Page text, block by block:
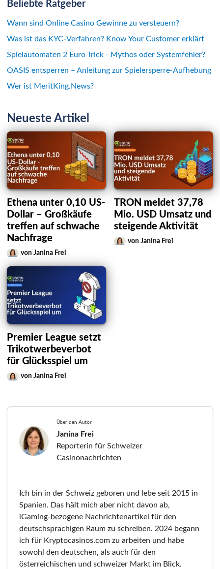
Beliebte Ratgeber
Wann sind Online Casino Gewinne zu versteuern?
Was ist das KYC-Verfahren? Know Your Customer erklärt
Spielautomaten 2 Euro Trick - Mythos oder Systemfehler?
OASIS entsperren – Anleitung zur Spielersperre-Aufhebung
Wer ist MeritKing.News?
Neueste Artikel
Ethena unter 0,10 US-
Dollar – Großkäufe
treffen auf schwache
Nachfrage
von Janina Frei
TRON meldet 37,78
Mio. USD Umsatz und
steigende Aktivität
von Janina Frei
Premier League setzt
Trikotwerbeverbot
für Glücksspiel um
von Janina Frei
Über den Autor
Janina Frei
Reporterin für Schweizer
Casinonachrichten
Ich bin in der Schweiz geboren und lebe seit 2015 in
Spanien. Das hält mich aber nicht davon ab,
iGaming-bezogene Nachrichtenartikel für den
deutschsprachigen Raum zu schreiben. 2024 begann
ich für Kryptocasinos.com zu arbeiten und habe
sowohl den deutschen, als auch für den
österreichischen und schweizer Markt im Blick.